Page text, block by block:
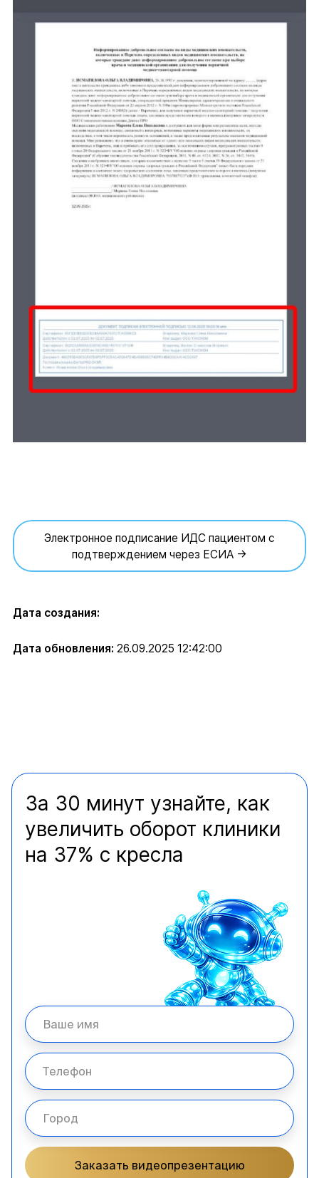
Электронное подписание ИДС пациентом с
подтверждением через ЕСИА →
Дата создания:
Дата обновления: 26.09.2025 12:42:00
За 30 минут узнайте, как
увеличить оборот клиники
на 37% с кресла
Заказать видеопрезентацию